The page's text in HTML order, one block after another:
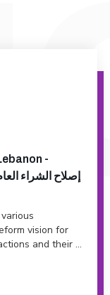
-
vision for
and their ...